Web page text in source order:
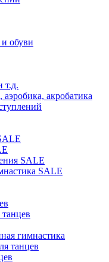
обуви
т.д.
акробатика
SALE
SALE
гимнастика
танцев